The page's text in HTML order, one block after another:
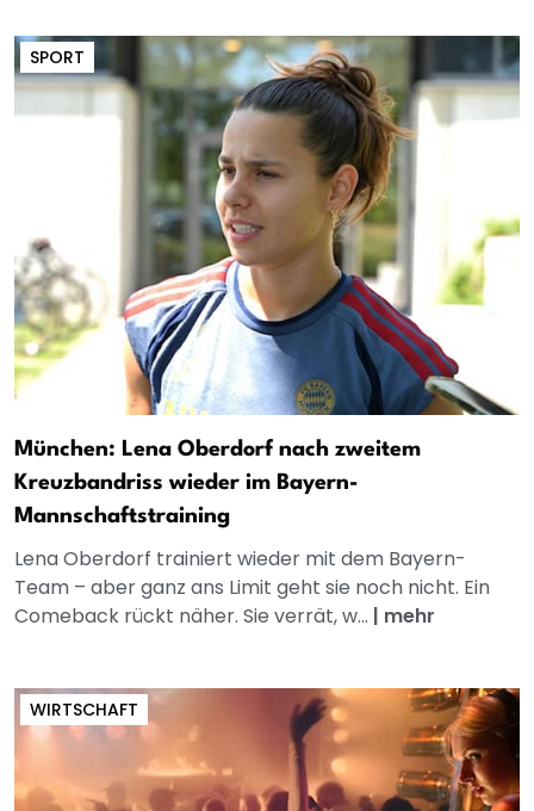
SPORT
München: Lena Oberdorf nach zweitem
Kreuzbandriss wieder im Bayern-
Mannschaftstraining
Lena Oberdorf trainiert wieder mit dem Bayern-
Team – aber ganz ans Limit geht sie noch nicht. Ein
Comeback rückt näher. Sie verrät, w... | mehr
WIRTSCHAFT